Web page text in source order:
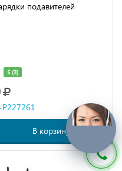
подавителей
5 (3)
В корзину